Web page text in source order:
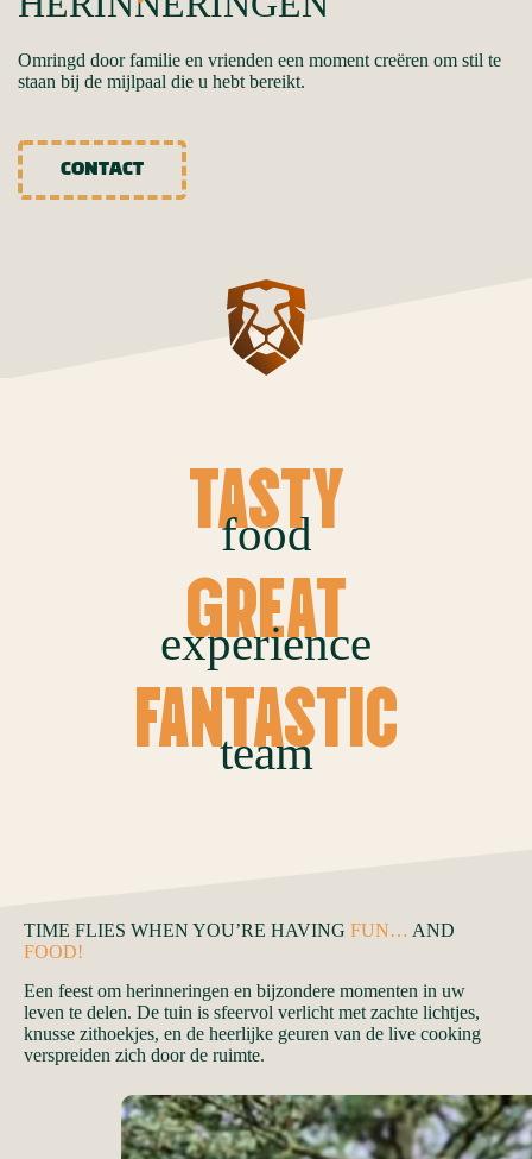
Omringd door familie en vrienden een moment creëren om stil te
staan bij de mijlpaal die u hebt bereikt.
CONTACT
TASTY
food
GREAT
experience
FANTASTIC
team
TIME FLIES WHEN YOU’RE HAVING FUN… AND
FOOD!
Een feest om herinneringen en bijzondere momenten in uw
leven te delen. De tuin is sfeervol verlicht met zachte lichtjes,
knusse zithoekjes, en de heerlijke geuren van de live cooking
verspreiden zich door de ruimte.